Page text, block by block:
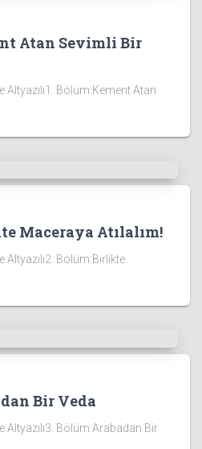
Atan Sevimli Bir
Altyazılı1. Bölüm:Kement Atan
Maceraya Atılalım!
Altyazılı2. Bölüm:Birlikte
Bir Veda
Altyazılı3. Bölüm:Arabadan Bir